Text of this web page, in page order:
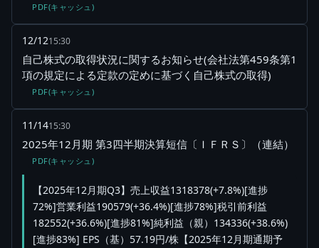
PDF(キャッシュ)
12/1215:30
自己株式の取得状況に関するお知らせ(会社法第459条第1
項の規定による定款の定めに基づく自己株式の取得)
PDF(キャッシュ)
11/1415:30
2025年12月期 第3四半期決算短信〔ＩＦＲＳ〕（連結）
PDF(キャッシュ)
【2025年12月期Q3】売上収益1318378(+7.8%)[進捗
72%]営業利益190579(+36.4%)[進捗78%]税引前利益
182552(+36.6%)[進捗81%]純利益（親）134336(+38.6%)
[進捗83%] EPS（基）57.19円/株【2025年12月期通期予